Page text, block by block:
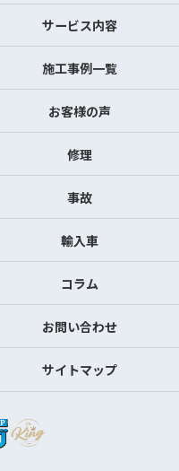
サービス内容
施工事例一覧
お客様の声
修理
事故
輸入車
コラム
お問い合わせ
サイトマップ